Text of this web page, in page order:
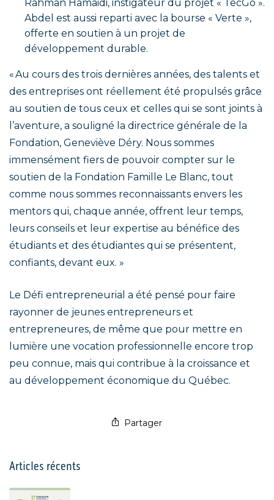
Rahman Hamaidi, instigateur du projet « TecGo ».
Abdel est aussi reparti avec la bourse « Verte »,
offerte en soutien à un projet de
développement durable.
« Au cours des trois dernières années, des talents et
des entreprises ont réellement été propulsés grâce
au soutien de tous ceux et celles qui se sont joints à
l’aventure, a souligné la directrice générale de la
Fondation, Geneviève Déry. Nous sommes
immensément fiers de pouvoir compter sur le
soutien de la Fondation Famille Le Blanc, tout
comme nous sommes reconnaissants envers les
mentors qui, chaque année, offrent leur temps,
leurs conseils et leur expertise au bénéfice des
étudiants et des étudiantes qui se présentent,
confiants, devant eux. »
Le Défi entrepreneurial a été pensé pour faire
rayonner de jeunes entrepreneurs et
entrepreneures, de même que pour mettre en
lumière une vocation professionnelle encore trop
peu connue, mais qui contribue à la croissance et
au développement économique du Québec.
Partager
Articles récents